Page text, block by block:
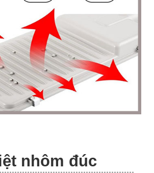
nhôm đúc